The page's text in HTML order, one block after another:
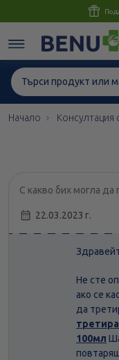
Начало Консултация
С какво бих могла да
22.03.2023 г.
Не сте
ако се
да
100мл